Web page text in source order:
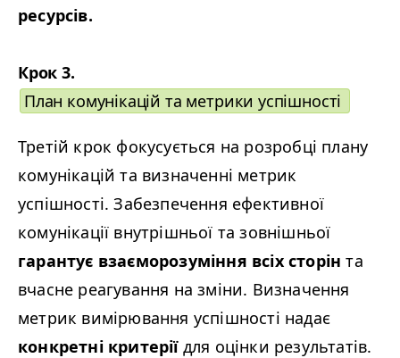
ресурсів.
Крок 3.
План комунікацій та метрики успішності
Третій крок фокусується на розробці плану
комунікацій та визначенні метрик
успішності. Забезпечення ефективної
комунікації внутрішньої та зовнішньої
гарантує взаєморозуміння всіх сторін та
вчасне реагування на зміни. Визначення
метрик вимірювання успішності надає
конкретні критеріїдля оцінки результатів.